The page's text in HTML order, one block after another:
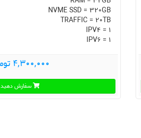
NVME SSD = 320GB
TRAFFIC = 20TB
IPV4 = 1
IPV6 = 1
4,300,000 تومان
سفارش دهید